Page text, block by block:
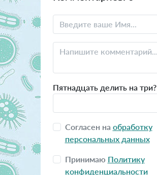
Пятнадцать делить на три?
Согласен на обработку
персональных данных
Принимаю Политику
конфиденциальности